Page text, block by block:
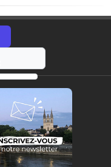
https://radio-g.fr?14215